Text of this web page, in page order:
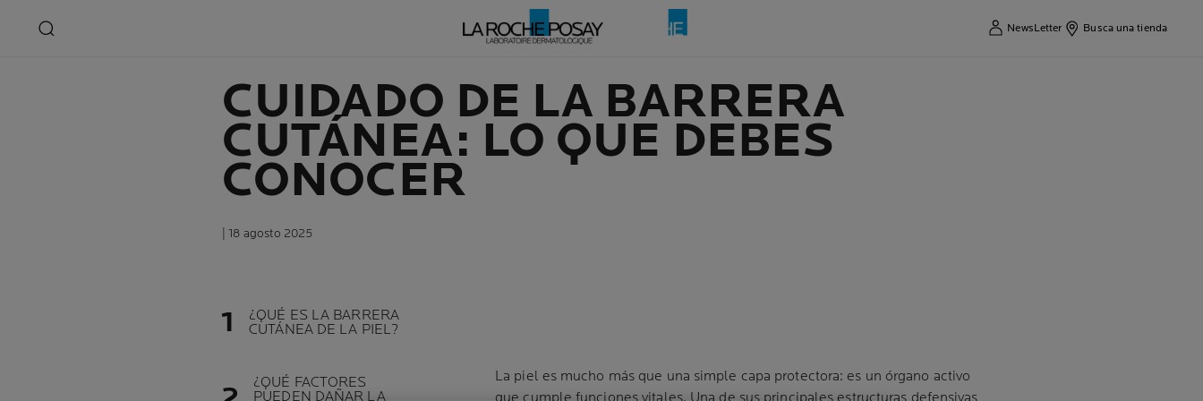
NewsLetter Busca una tienda
CUIDADO DE LA BARRERA
CUTÁNEA: LO QUE DEBES
CONOCER
| 18 agosto 2025
¿QUÉ ES LA BARRERA
CUTÁNEA DE LA PIEL?
¿QUÉ FACTORES
PUEDEN DAÑAR LA
La piel es mucho más que una simple capa protectora: es un órgano activo